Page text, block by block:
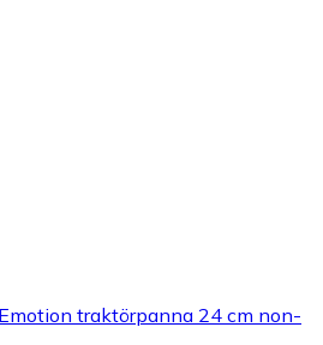
traktörpanna 24 cm non-